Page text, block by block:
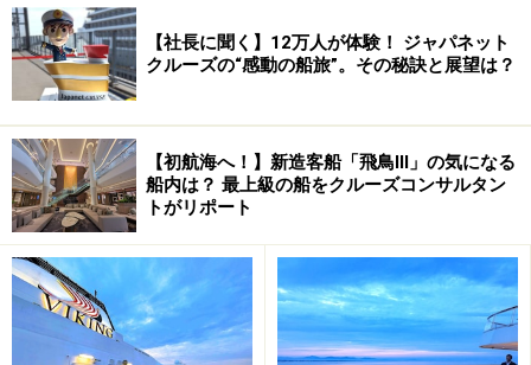
【社長に聞く】12万人が体験！ ジャパネット
クルーズの“感動の船旅”。その秘訣と展望は？
【初航海へ！】新造客船「飛鳥Ⅲ」の気になる
船内は？ 最上級の船をクルーズコンサルタン
トがリポート